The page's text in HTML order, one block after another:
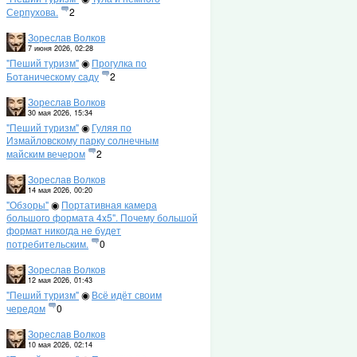
Серпухова.
2
Зореслав Волков
7 июня 2026, 02:28
"Пеший туризм"◉ Прогулка по
Ботаническому саду
2
Зореслав Волков
30 мая 2026, 15:34
"Пеший туризм"◉ Гуляя по
Измайловскому парку солнечным
майским вечером
2
Зореслав Волков
14 мая 2026, 00:20
"Обзоры"◉ Портативная камера
большого формата 4x5". Почему большой
формат никогда не будет
потребительским.
0
Зореслав Волков
12 мая 2026, 01:43
"Пеший туризм"◉ Всё идёт своим
чередом
0
Зореслав Волков
10 мая 2026, 02:14